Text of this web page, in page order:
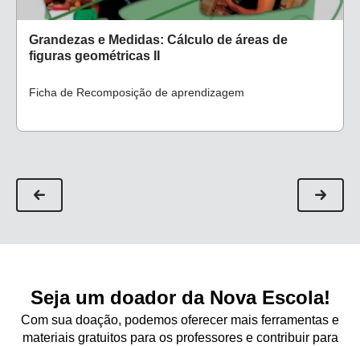
Grandezas e Medidas: Cálculo de áreas de
figuras geométricas II
Ficha de Recomposição de aprendizagem
Seja um doador da Nova Escola!
Com sua doação, podemos oferecer mais ferramentas e
materiais gratuitos para os professores e contribuir para